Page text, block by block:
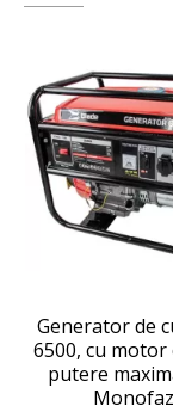
Generator de
6500, cu motor
putere